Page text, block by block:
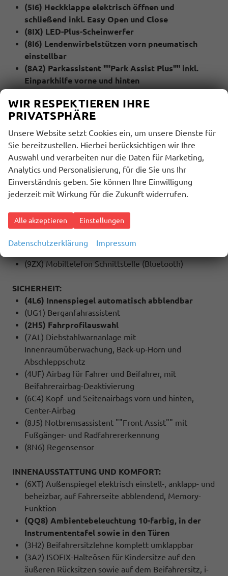
(5I6) Heckklappe elektrisch öffnen und
schließend inkl. Easy Open und Close
(8IX) LED-Plus-Scheinwerfer
(8I6) Lendenwirbelstützen vorn pneumatisch
einstellbar
(8A2) Parkassistent ""Park Assist Plus"" inkl.
Einparkhilfe vorne und hinten
Ausparkassistent und Ausstiegswarnung
(QR9) Verkehrszeichenerkennung
(KA6) Umgebungsansicht ""Area View"" 360 Grad
Kamera
(4A3) Sitzheizung für Vordersitze
MULTIMEDIA UND KOMMUNIKATION:
(U9G) 2 USB-C-Schnittstellen vorn, Ladeleistung bis
(QV3) Digitaler Radioempfang DAB+
(9WJ) App-Connect Wireless für Apple CarPlay und
Android Auto
(9ZX) Mobiltelefon Schnittstelle (Bluetooth)
SICHERHEIT:
(4L6) Innenspiegel automatisch abblendbar
(UG1) Berganfahrassistent
(2H5) Fahrprofilauswahl
(7AL) Diebstahlwarnanlage mit
Innenraumüberwachung, Back-up-Horn und
Abschleppschutz
(4UF) Airbag für Fahrer und Beifahrer, mit
Beifahrerairbag-Deaktivierung
(6C4) Kopf- und Seitenairbags vorn und hinten,
Center-Airbag
(8J5) Notbremsassistent ""Front Assist"" mit
Fußgänger- und Radfahrererkennung
(8N6) Regensensor
INNENAUSSTATTUNG UND KOMFORT:
(6XT) Außenspiegel elektrisch einstell-, anklapp- und
beheizbar, auf Fahrerseite abblendend, Memory-
Funktion
(QQ8) Ambientebeleuchtung 10-farbig, in der
Instrumententafel sowie in den Türen
(3H2) Beifahrersitzlehne komplett umklappbar
(3A2) ISOFIX-Halteösen für Kindersitze auf den
äußeren Rücksitzen sowie auf dem Beifahrersitz, i-
WIR RESPEKTIEREN IHRE
PRIVATSPHÄRE
Unsere Website setzt Cookies ein, um unsere Dienste für
Sie bereitzustellen. Hierbei berücksichtigen wir Ihre
Auswahl und verarbeiten nur die Daten für Marketing,
Analytics und Personalisierung, für die Sie uns Ihr
Einverständnis geben. Sie können Ihre Einwilligung
jederzeit mit Wirkung für die Zukunft widerrufen.
Alle akzeptieren Einstellungen
Datenschutzerklärung Impressum